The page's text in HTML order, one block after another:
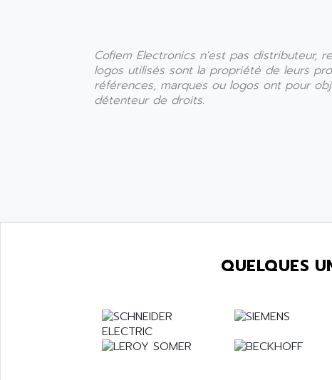
Cofiem Electronics n'est pas distributeur,
logos utilisés sont la propriété de leurs
références, marques ou logos ont pour
détenteur de droits.
QUELQUES